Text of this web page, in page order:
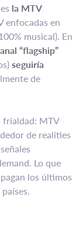
la MTV
enfocadas en
musical). En
“flagship”
seguiría
de
frialdad: MTV
de realities
Lo que
los últimos